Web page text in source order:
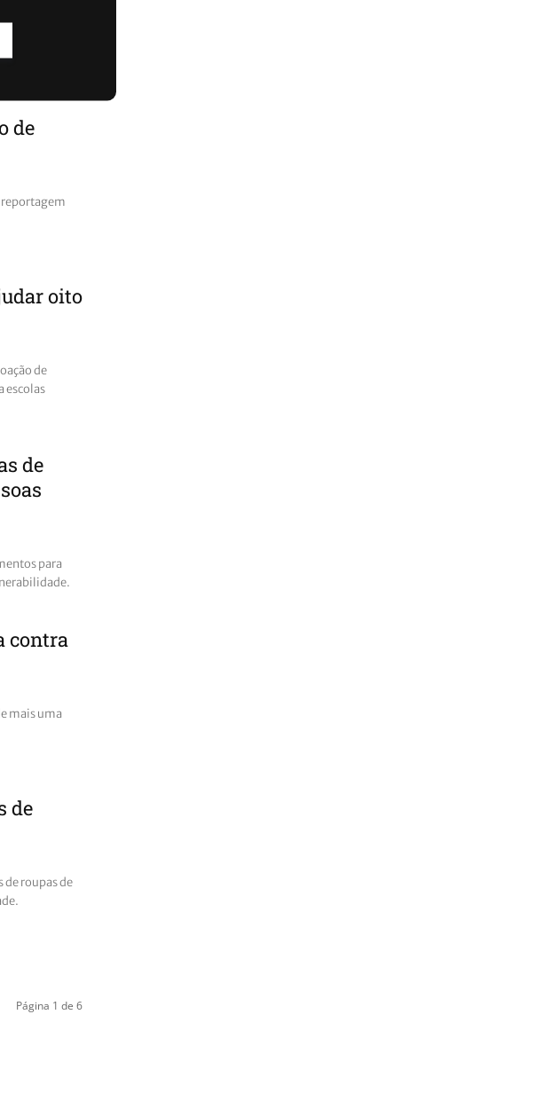
de
reportagem
oito
de
escolas
de
para
contra
mais uma
de
roupas de
Página 1 de 6